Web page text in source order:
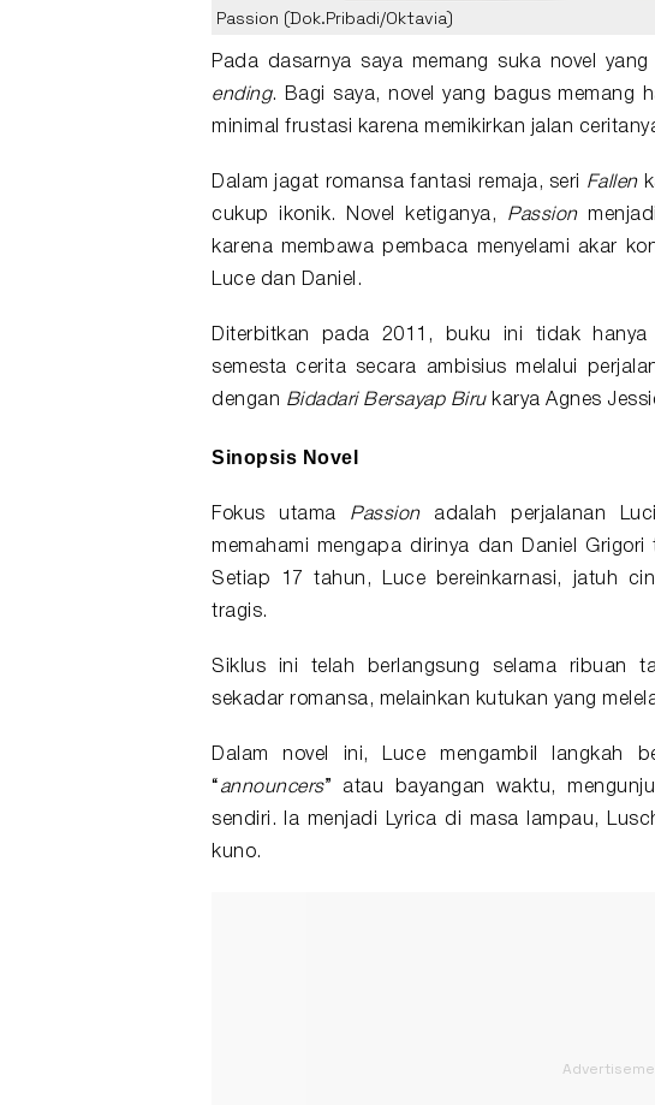
Passion (Dok.Pribadi/Oktavia)
Pada dasarnya saya memang suka novel yang
ending. Bagi saya, novel yang bagus memang
minimal frustasi karena memikirkan jalan
Dalam jagat romansa fantasi remaja, seri Fallen
cukup ikonik. Novel ketiganya, Passion
karena membawa pembaca menyelami akar
Luce dan Daniel.
Diterbitkan pada 2011, buku
ini tidak hanya
semesta cerita secara ambisius melalui
dengan Bidadari Bersayap Birukarya Agnes
Sinopsis Novel
Fokus utama Passionadalah perjalanan
memahami mengapa dirinya dan Daniel
Setiap 17 tahun, Luce bereinkarnasi, jatuh
tragis.
Siklus ini telah berlangsung selama ribuan
sekadar romansa, melainkan kutukan yang
Dalam novel ini, Luce mengambil langkah
“ announcers” atau bayangan waktu,
sendiri. Ia menjadi Lyrica di masa lampau,
kuno.